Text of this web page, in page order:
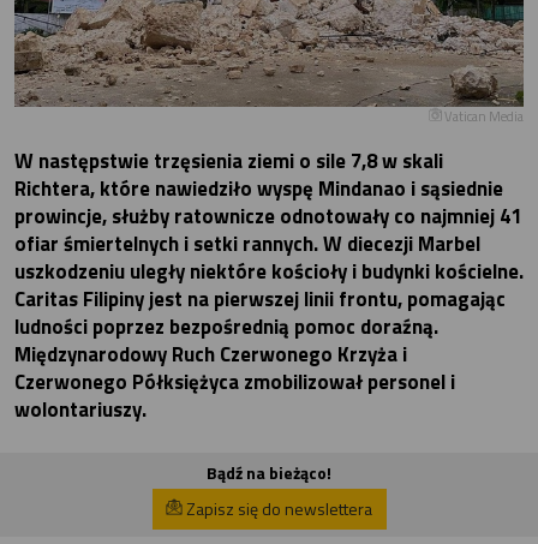
Vatican Media
W następstwie trzęsienia ziemi o sile 7,8 w skali
Richtera, które nawiedziło wyspę Mindanao i sąsiednie
prowincje, służby ratownicze odnotowały co najmniej 41
ofiar śmiertelnych i setki rannych. W diecezji Marbel
uszkodzeniu uległy niektóre kościoły i budynki kościelne.
Caritas Filipiny jest na pierwszej linii frontu, pomagając
ludności poprzez bezpośrednią pomoc doraźną.
Międzynarodowy Ruch Czerwonego Krzyża i
Czerwonego Półksiężyca zmobilizował personel i
wolontariuszy.
Bądź na bieżąco!
Zapisz się do newslettera